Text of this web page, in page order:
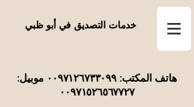
خدمات التصديق في أبو ظبي
هاتف المكتب: ٠٠٩٧١٢٦٧٣٣٠٩٩ موبيل:
٠٠٩٧١٥٢٦٥٦٧٧٢٧